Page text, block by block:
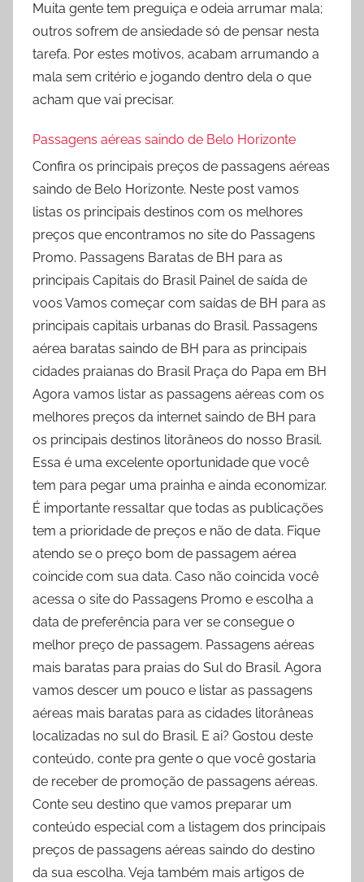
Muita gente tem preguiça e odeia arrumar mala;
outros sofrem de ansiedade só de pensar nesta
tarefa. Por estes motivos, acabam arrumando a
mala sem critério e jogando dentro dela o que
acham que vai precisar.
Passagens aéreas saindo de Belo Horizonte
Confira os principais preços de passagens aéreas
saindo de Belo Horizonte. Neste post vamos
listas os principais destinos com os melhores
preços que encontramos no site do Passagens
Promo. Passagens Baratas de BH para as
principais Capitais do Brasil Painel de saída de
voos Vamos começar com saídas de BH para as
principais capitais urbanas do Brasil. Passagens
aérea baratas saindo de BH para as principais
cidades praianas do Brasil Praça do Papa em BH
Agora vamos listar as passagens aéreas com os
melhores preços da internet saindo de BH para
os principais destinos litorâneos do nosso Brasil.
Essa é uma excelente oportunidade que você
tem para pegar uma prainha e ainda economizar.
É importante ressaltar que todas as publicações
tem a prioridade de preços e não de data. Fique
atendo se o preço bom de passagem aérea
coincide com sua data. Caso não coincida você
acessa o site do Passagens Promo e escolha a
data de preferência para ver se consegue o
melhor preço de passagem. Passagens aéreas
mais baratas para praias do Sul do Brasil. Agora
vamos descer um pouco e listar as passagens
aéreas mais baratas para as cidades litorâneas
localizadas no sul do Brasil. E ai? Gostou deste
conteúdo, conte pra gente o que você gostaria
de receber de promoção de passagens aéreas.
Conte seu destino que vamos preparar um
conteúdo especial com a listagem dos principais
preços de passagens aéreas saindo do destino
da sua escolha. Veja também mais artigos de